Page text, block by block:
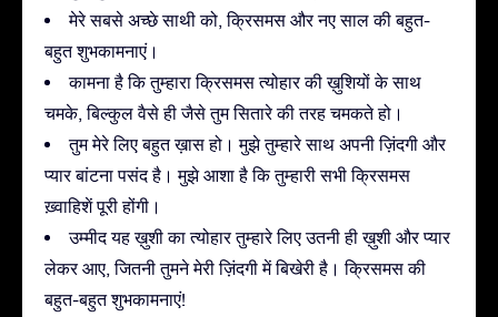
मेरे सबसे अच्छे साथी को, क्रिसमस और नए साल की बहुत-
बहुत शुभकामनाएं।
कामना है कि तुम्हारा क्रिसमस त्योहार की ख़ुशियों के साथ
चमके, बिल्कुल वैसे ही जैसे तुम सितारे की तरह चमकते हो।
तुम मेरे लिए बहुत ख़ास हो। मुझे तुम्हारे साथ अपनी ज़िंदगी और
प्यार बांटना पसंद है। मुझे आशा है कि तुम्हारी सभी क्रिसमस
ख़्वाहिशें पूरी होंगी।
उम्मीद यह ख़ुशी का त्योहार तुम्हारे लिए उतनी ही ख़ुशी और प्यार
लेकर आए, जितनी तुमने मेरी ज़िंदगी में बिखेरी है। क्रिसमस की
बहुत-बहुत शुभकामनाएं!